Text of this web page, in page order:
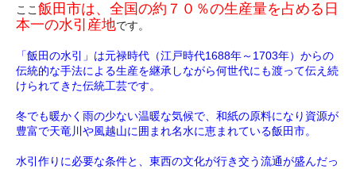
ここ飯田市は、全国の約７０％の生産量を占める日
本一の水引産地です。
「飯田の水引」は元禄時代（江戸時代1688年～1703年）からの
伝統的な手法による生産を継承しながら何世代にも渡って伝え続
けられてきた伝統工芸です。
冬でも暖かく雨の少ない温暖な気候で、和紙の原料になり資源が
豊富で天竜川や風越山に囲まれ名水に恵まれている飯田市。
水引作りに必要な条件と、東西の文化が行き交う流通が盛んだっ